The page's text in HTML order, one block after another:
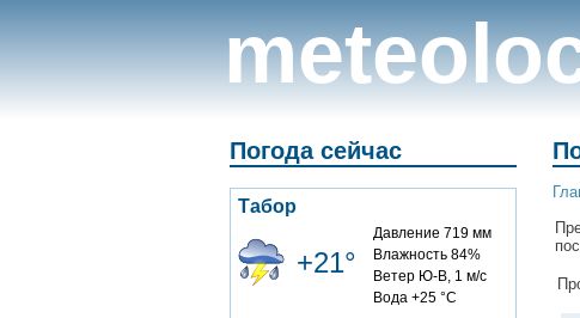
Погода сейчас
Табор
+21°
Давление 719 мм
Влажность 84%
Ветер Ю-В, 1 м/с
Вода +25 °C